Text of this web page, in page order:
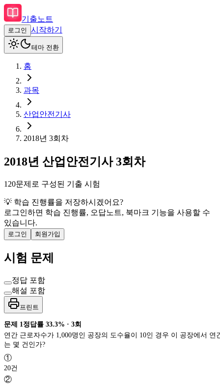
기출노트
로그인 시작하기
테마 전환
홈
과목
산업안전기사
2018년 3회차
2018년 산업안전기사 3회차
120문제로 구성된 기출 시험
💡 학습 진행률을 저장하시겠어요?
로그인하면 학습 진행률, 오답노트, 북마크 기능을 사용할 수
있습니다.
로그인 회원가입
시험 문제
정답 포함
해설 포함
프린트
문제 1 정답률 33.3% · 3회
연간 근로자수가 1,000명인 공장의 도수율이 10인 경우 이 공장에서 연
는 몇 건인가?
①
20건
②